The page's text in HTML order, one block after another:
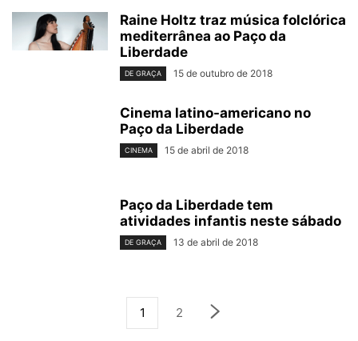
Raine Holtz traz música folclórica
mediterrânea ao Paço da
Liberdade
DE GRAÇA 15 de outubro de 2018
Cinema latino-americano no
Paço da Liberdade
CINEMA 15 de abril de 2018
Paço da Liberdade tem
atividades infantis neste sábado
DE GRAÇA 13 de abril de 2018
1 2